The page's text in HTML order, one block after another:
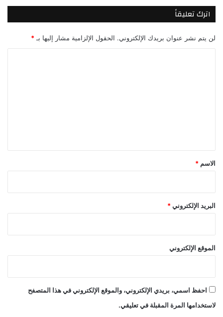
اترك تعليقاً
لن يتم نشر عنوان بريدك الإلكتروني. الحقول الإلزامية مشار إليها بـ *
*
الاسم *
البريد الإلكتروني *
الموقع الإلكتروني
احفظ اسمي، بريدي الإلكتروني، والموقع الإلكتروني في هذا المتصفح
لاستخدامها المرة المقبلة في تعليقي.